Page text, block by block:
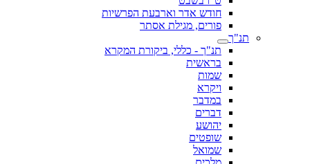
חודש אדר וארבעת הפרשיות
פורים, מגילת אסתר
תנ"ך
תנ"ך - כללי, ביקורת המקרא
בראשית
שמות
ויקרא
במדבר
דברים
יהושע
שופטים
שמואל